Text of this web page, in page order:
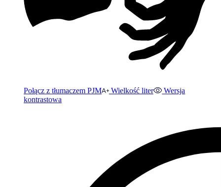
Połącz z tłumaczem PJM Wielkość liter
Wersja
kontrastowa